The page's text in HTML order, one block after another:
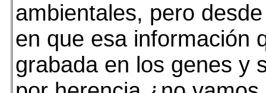
ambientales, pero
en que esa información
grabada en los genes y